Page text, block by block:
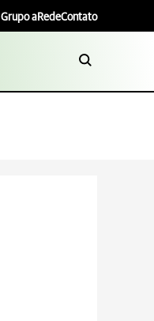
Grupo aRedeContato